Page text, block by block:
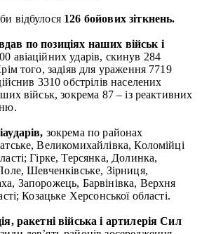
відбулося 126 бойових зіткнень.
по позиціях наших військ і
авіаційних ударів, скинув 284
того, задіяв для ураження 7719
3310 обстрілів населених
військ, зокрема 87 – із реактивних
зокрема по районах
Великомихайлівка, Коломійці
Гірке, Терсянка, Долинка,
Шевченківське, Зірниця,
Запорожець, Барвінівка, Верхня
Козацьке Херсонської області.
ракетні війська і артилерія Сил